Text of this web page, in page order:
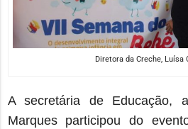
Diretora da Creche, Luísa
A secretária de Educação,
Marques participou do